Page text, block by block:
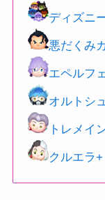
ディズニ
悪だくみ
エペルフ
オルトシ
トレメイ
クルエラ+